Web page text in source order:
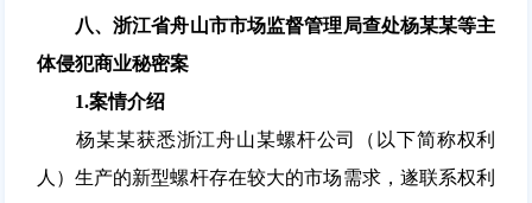
八、浙江省舟山市市场监督管理局查处杨某某等主
体侵犯商业秘密案
1.案情介绍
杨某某获悉浙江舟山某螺杆公司（以下简称权利
人）生产的新型螺杆存在较大的市场需求，遂联系权利